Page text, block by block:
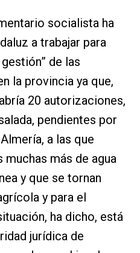
socialista ha
a trabajar para
de las
la provincia ya que,
20 autorizaciones,
pendientes por
a las que
muchas más de agua
y que se tornan
y para el
ha dicho, está
jurídica de